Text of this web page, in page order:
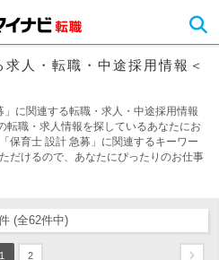
人・転職・中途採用情報＜
に関連する転職・求人・中途採用情報
転職・求人情報を探しているあなたにお
保育士 設計 急募」に関連するキーワー
だけるので、あなたにぴったりのお仕事
(全62件中)
1 2